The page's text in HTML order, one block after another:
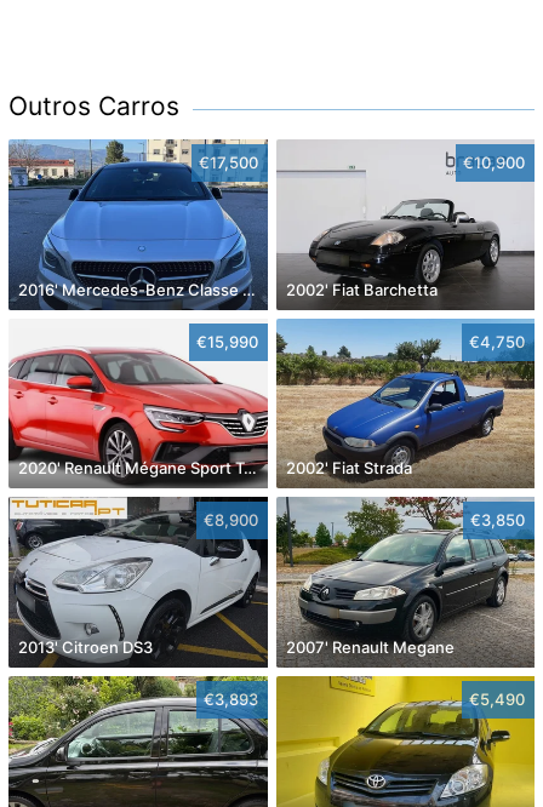
Outros Carros
€17,500
2016' Mercedes-Benz Classe Cla
€10,900
2002' Fiat Barchetta
€15,990
2020' Renault Mégane Sport Tourer
€4,750
2002' Fiat Strada
€8,900
2013' Citroen DS3
€3,850
2007' Renault Megane
€3,893 €5,490